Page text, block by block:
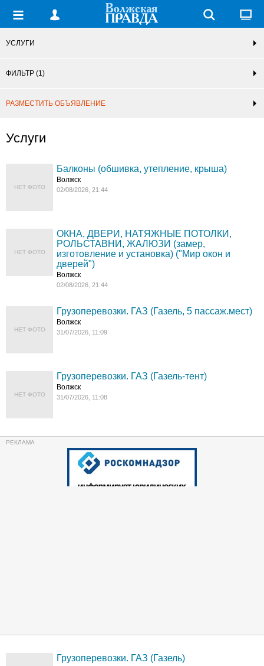
УСЛУГИ
ФИЛЬТР (1)
РАЗМЕСТИТЬ ОБЪЯВЛЕНИЕ
Услуги
НЕТ ФОТО
Балконы (обшивка, утепление, крыша)
Волжск
02/08/2026, 21:44
НЕТ ФОТО
ОКНА, ДВЕРИ, НАТЯЖНЫЕ ПОТОЛКИ,
РОЛЬСТАВНИ, ЖАЛЮЗИ (замер,
изготовление и установка) ("Мир окон и
дверей")
Волжск
02/08/2026, 21:44
НЕТ ФОТО
Грузоперевозки. ГАЗ (Газель, 5 пассаж.мест)
Волжск
31/07/2026, 11:09
НЕТ ФОТО
Грузоперевозки. ГАЗ (Газель-тент)
Волжск
31/07/2026, 11:08
Грузоперевозки. ГАЗ (Газель)